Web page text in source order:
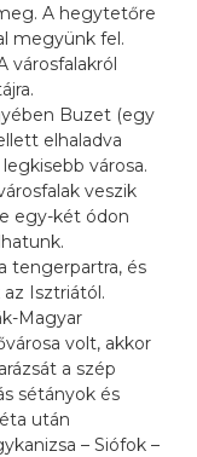
A hegytetőre
megyünk fel.
városfalakról
Buzet (egy
elhaladva
városa.
veszik
egy-két ódon
tengerpartra, és
Isztriától.
Magyar
volt, akkor
a szép
sétányok és
után
– Siófok –